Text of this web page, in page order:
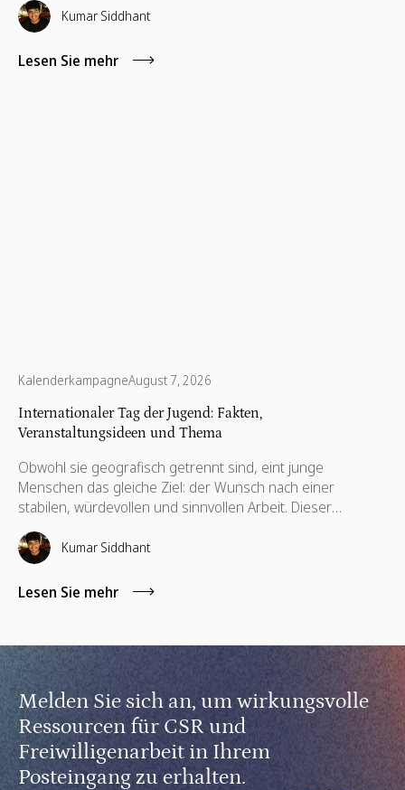
Kumar Siddhant
Lesen Sie mehr
KalenderkampagneAugust 7, 2026
Internationaler Tag der Jugend: Fakten,
Veranstaltungsideen und Thema
Obwohl sie geografisch getrennt sind, eint junge
Menschen das gleiche Ziel: der Wunsch nach einer
stabilen, würdevollen und sinnvollen Arbeit. Dieser
gemeinsame Antrieb steht am 12. August im Mittelpunkt
des unternehmerischen Dialogs. Der Internationale Tag
der Jugend (IYD) ist ein wichtiger jährlicher Meilenstein für
CSR- und Personalabteilungen, um zu bewerten, wie ihre
durch aktuelle globale Daten unterstrichen.
Kumar Siddhant
Lesen Sie mehr
Melden Sie sich an, um wirkungsvolle
Ressourcen für CSR und
Freiwilligenarbeit in Ihrem
Posteingang zu erhalten.